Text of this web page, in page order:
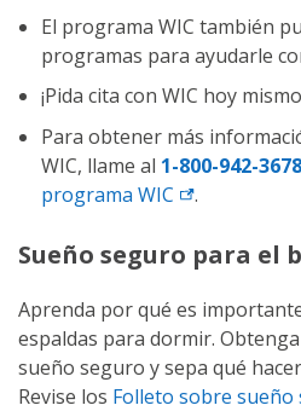
El programa WIC también
programas para ayudarle
¡Pida cita con WIC hoy
Para obtener más
WIC, llame al 1-800-942-3678
programaWIC .
Sueño seguro para el
Aprenda por qué es
espaldas para dormir.
sueño seguro y sepa qué
Revise los Folleto sobre